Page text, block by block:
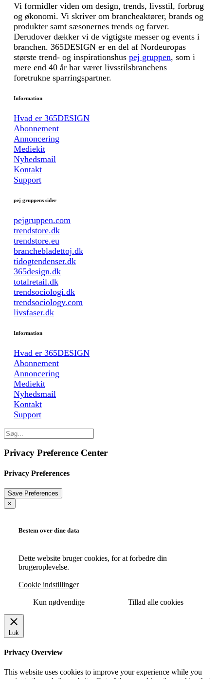
Vi formidler viden om design, trends, livsstil, forbrug
og økonomi. Vi skriver om brancheaktører, brands og
produkter samt sæsonernes trends og farver.
Derudover dækker vi de vigtigste messer og events i
branchen. 365DESIGN er en del af Nordeuropas
største trend- og inspirationshus pej gruppen, som i
mere end 40 år har været livsstilsbranchens
foretrukne sparringspartner.
Information
Hvad er 365DESIGN
Abonnement
Annoncering
Mediekit
Nyhedsmail
Kontakt
Support
pej gruppens sider
pejgruppen.com
trendstore.dk
trendstore.eu
branchebladettoj.dk
tidogtendenser.dk
365design.dk
totalretail.dk
trendsociologi.dk
trendsociology.com
livsfaser.dk
Information
Hvad er 365DESIGN
Abonnement
Annoncering
Mediekit
Nyhedsmail
Kontakt
Support
Privacy Preference Center
Privacy Preferences
×
Bestem over dine data
Dette website bruger cookies, for at forbedre din
brugeroplevelse.
Cookie indstillinger
Kun nødvendige Tillad alle cookies
Luk
Privacy Overview
This website uses cookies to improve your experience while you